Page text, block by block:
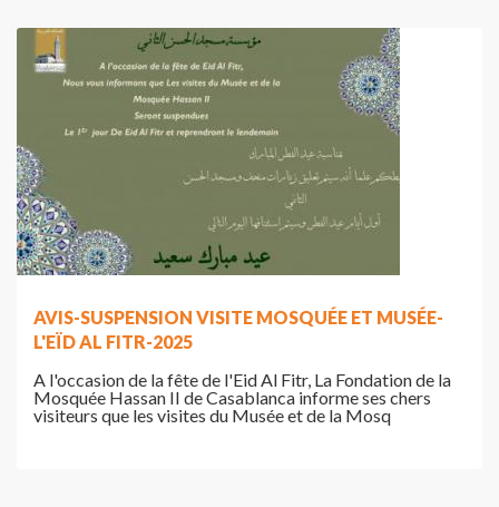
AVIS-SUSPENSION VISITE MOSQUÉE ET MUSÉE-
L'EÏD AL FITR-2025
A l'occasion de la fête de l'Eid Al Fitr, La Fondation de la
Mosquée Hassan II de Casablanca informe ses chers
visiteurs que les visites du Musée et de la Mosq